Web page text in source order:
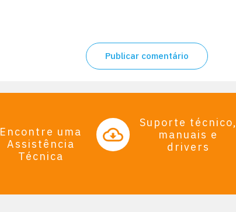
Publicar comentário
Encontre uma
Assistência
Técnica
Suporte técnico,
manuais e
drivers